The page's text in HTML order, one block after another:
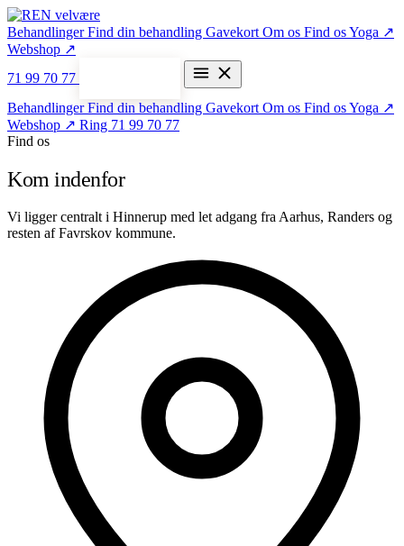
BehandlingerFind din behandling Gavekort Om os Find osYoga ↗
Webshop ↗
71 99 70 77
BehandlingerFind din behandling Gavekort Om os Find osYoga ↗
Webshop ↗ Ring 71 99 70 77
Find os
Kom indenfor
Vi ligger centralt i Hinnerup med let adgang fra Aarhus, Randers og
resten af Favrskov kommune.